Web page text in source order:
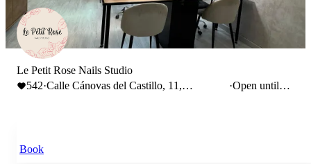
Le Petit Rose Nails Studio
542·Calle Cánovas del Castillo, 11,
·Open until
Book